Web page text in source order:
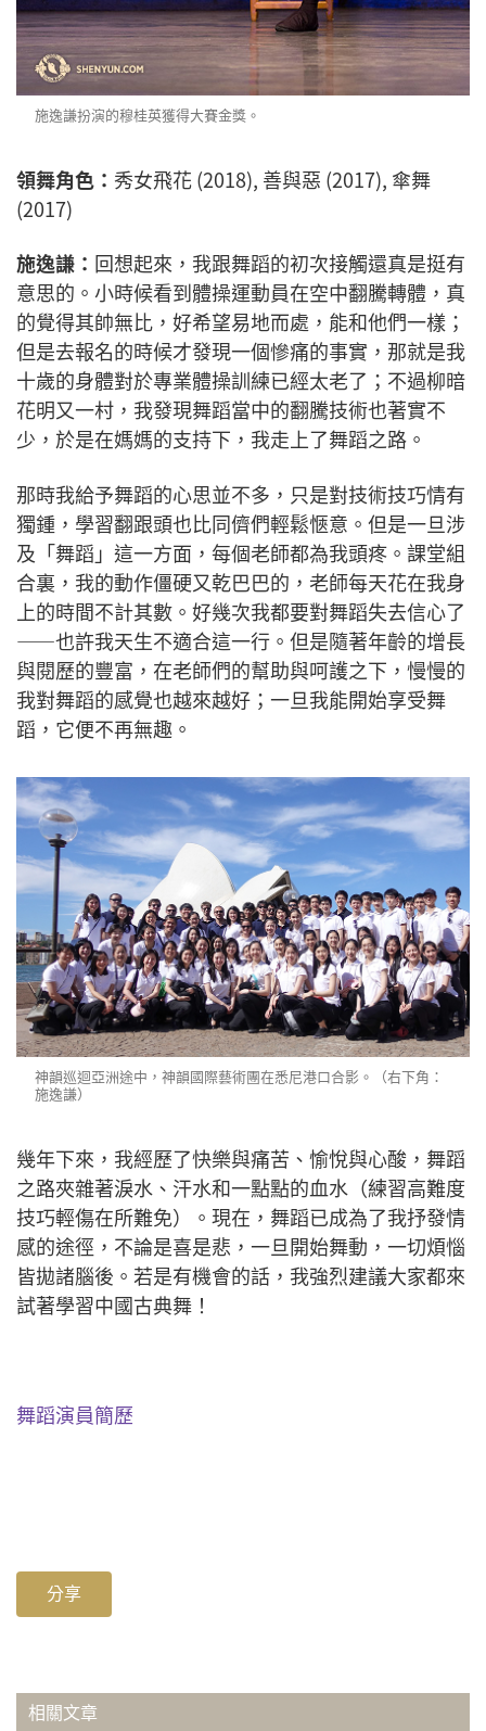
施逸謙扮演的穆桂英獲得大賽金獎。
領舞角色： 秀女飛花 (2018), 善與惡 (2017), 傘舞
(2017)
施逸謙： 回想起來，我跟舞蹈的初次接觸還真是挺有
意思的。小時候看到體操運動員在空中翻騰轉體，真
的覺得其帥無比，好希望易地而處，能和他們一樣；
但是去報名的時候才發現一個慘痛的事實，那就是我
十歲的身體對於專業體操訓練已經太老了；不過柳暗
花明又一村，我發現舞蹈當中的翻騰技術也著實不
少，於是在媽媽的支持下，我走上了舞蹈之路。
那時我給予舞蹈的心思並不多，只是對技術技巧情有
獨鍾，學習翻跟頭也比同儕們輕鬆愜意。但是一旦涉
及「舞蹈」這一方面，每個老師都為我頭疼。課堂組
合裏，我的動作僵硬又乾巴巴的，老師每天花在我身
上的時間不計其數。好幾次我都要對舞蹈失去信心了
——也許我天生不適合這一行。但是隨著年齡的增長
與閱歷的豐富，在老師們的幫助與呵護之下，慢慢的
我對舞蹈的感覺也越來越好；一旦我能開始享受舞
蹈，它便不再無趣。
神韻巡迴亞洲途中，神韻國際藝術團在悉尼港口合影。（右下角：
施逸謙）
幾年下來，我經歷了快樂與痛苦、愉悅與心酸，舞蹈
之路夾雜著淚水、汗水和一點點的血水（練習高難度
技巧輕傷在所難免）。現在，舞蹈已成為了我抒發情
感的途徑，不論是喜是悲，一旦開始舞動，一切煩惱
皆拋諸腦後。若是有機會的話，我強烈建議大家都來
試著學習中國古典舞！
舞蹈演員簡歷
分享
相關文章